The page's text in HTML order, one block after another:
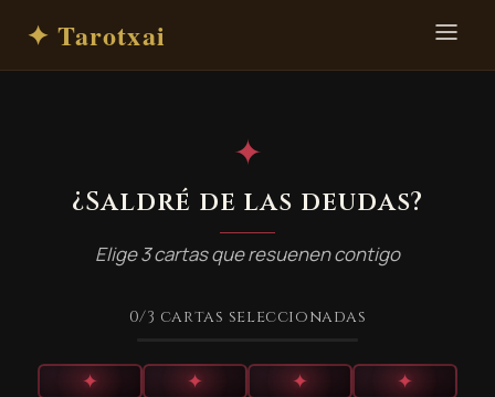
✦ Tarotxai
✦
¿Saldré de las deudas?
Elige 3 cartas que resuenen contigo
0/3 cartas seleccionadas
✦ ✦ ✦
✦